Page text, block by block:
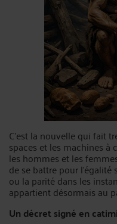
C’est la nouvelle qui fait
spaces et les machines à
les hommes et les
de se battre pour
ou la parité dans les
appartient désormais au
Un décret signé en